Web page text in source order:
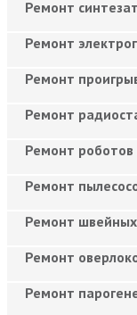
Ремонт
Ремонт
Ремонт
Ремонт
Ремонт роботов
Ремонт
Ремонт
Ремонт
Ремонт